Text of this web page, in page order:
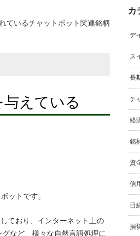
ているチャットボット関連銘柄
えている
ットです。
ており、インターネット上の
など、様々な自然言語処理に
カ
デ
ス
長
チ
経
銘
資
信
日
損